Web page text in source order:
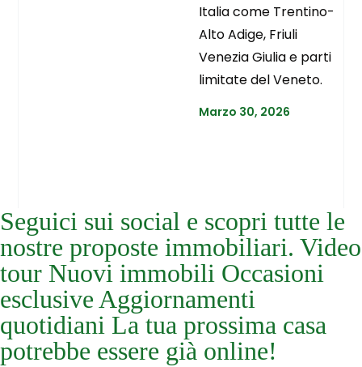
Italia come Trentino-
Alto Adige, Friuli
Venezia Giulia e parti
limitate del Veneto.
Marzo 30, 2026
Seguici sui social e scopri tutte le
nostre proposte immobiliari. Video
tour Nuovi immobili Occasioni
esclusive Aggiornamenti
quotidiani La tua prossima casa
potrebbe essere già online!